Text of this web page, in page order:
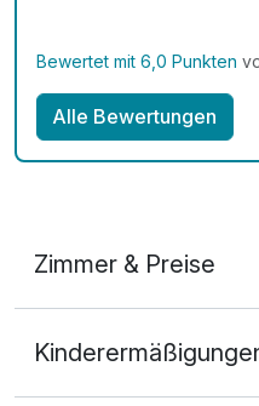
Bewertet mit 6,0 Punkten
Alle Bewertungen
Zimmer & Preise
2 Erwachsene und 1 Kind